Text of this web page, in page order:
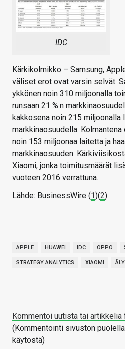
IDC
Kärkikolmikko – Samsung,
väliset erot ovat varsin selvät.
ykkönen noin 310 miljoonalla
runsaan 21 %:n
kakkosena noin 215 miljoonalla
markkinaosuudella.
noin 153 miljoonaa laitetta ja
markkinaosuuden.
Xiaomi, jonka toimitusmäärät
vuoteen 2016 verrattuna.
Lähde: BusinessWire (1)(2)
APPLE HUAWEI IDC OPPO
STRATEGY ANALYTICS XIAOMI
Kommentoi uutista tai artikkelia
(Kommentointi sivuston
käytöstä)